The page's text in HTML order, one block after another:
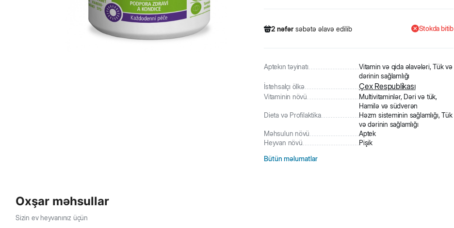
2 nəfər səbətə əlavə edilib
2 nəfər səbətə əlavə edilib
Stokda bitib
Aptekın təyinatı
Vitamin və qida əlavələri, Tük və
dərinin sağlamlığı
İstehsalçı ölkə
Çex Respublikası
Vitaminin növü
Multivitaminlər, Dəri və tük,
Hamilə və südverən
Dieta və Profilaktika
Həzm sisteminin sağlamlığı, Tük
və dərinin sağlamlığı
Məhsulun növü
Aptek
Heyvan növü
Pişik
Bütün məlumatlar
Oxşar məhsullar
Sizin ev heyvanınız üçün